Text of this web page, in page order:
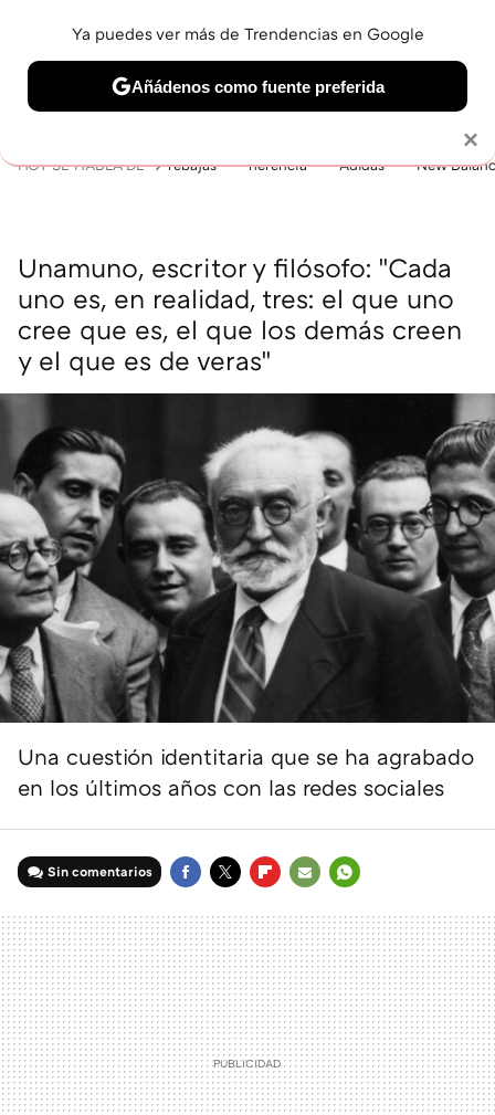
BELLEZA SHOPPING VIAJES GASTRO SNEAKERS
HOY SE HABLA DE rebajas herencia Adidas New
Unamuno, escritor y filósofo: "Cada
uno es, en realidad, tres: el que uno
cree que es, el que los demás creen
y el que es de veras"
Una cuestión identitaria que se ha agrabado
en los últimos años con las redes sociales
Sin comentarios
MAIL
×
Ya puedes ver más de Trendencias en Google
Añádenos como fuente preferida